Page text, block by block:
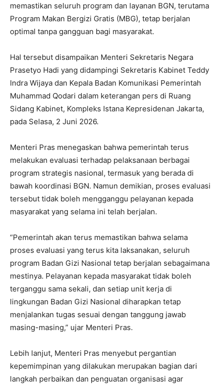
memastikan seluruh program dan layanan BGN, terutama
Program Makan Bergizi Gratis (MBG), tetap berjalan
optimal tanpa gangguan bagi masyarakat.
Hal tersebut disampaikan Menteri Sekretaris Negara
Prasetyo Hadi yang didampingi Sekretaris Kabinet Teddy
Indra Wijaya dan Kepala Badan Komunikasi Pemerintah
Muhammad Qodari dalam keterangan pers di Ruang
Sidang Kabinet, Kompleks Istana Kepresidenan Jakarta,
pada Selasa, 2 Juni 2026.
Menteri Pras menegaskan bahwa pemerintah terus
melakukan evaluasi terhadap pelaksanaan berbagai
program strategis nasional, termasuk yang berada di
bawah koordinasi BGN. Namun demikian, proses evaluasi
tersebut tidak boleh mengganggu pelayanan kepada
masyarakat yang selama ini telah berjalan.
“Pemerintah akan terus memastikan bahwa selama
proses evaluasi yang terus kita laksanakan, seluruh
program Badan Gizi Nasional tetap berjalan sebagaimana
mestinya. Pelayanan kepada masyarakat tidak boleh
terganggu sama sekali, dan setiap unit kerja di
lingkungan Badan Gizi Nasional diharapkan tetap
menjalankan tugas sesuai dengan tanggung jawab
masing-masing,” ujar Menteri Pras.
Lebih lanjut, Menteri Pras menyebut pergantian
kepemimpinan yang dilakukan merupakan bagian dari
langkah perbaikan dan penguatan organisasi agar